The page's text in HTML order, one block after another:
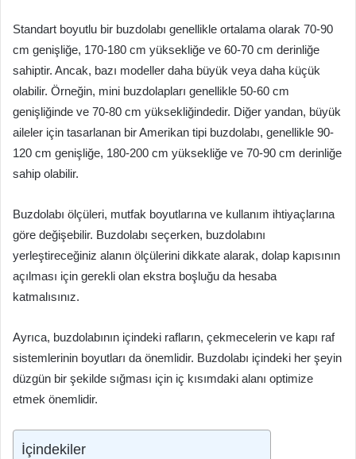
Standart boyutlu bir buzdolabı genellikle ortalama olarak 70-90
cm genişliğe, 170-180 cm yüksekliğe ve 60-70 cm derinliğe
sahiptir. Ancak, bazı modeller daha büyük veya daha küçük
olabilir. Örneğin, mini buzdolapları genellikle 50-60 cm
genişliğinde ve 70-80 cm yüksekliğindedir. Diğer yandan, büyük
aileler için tasarlanan bir Amerikan tipi buzdolabı, genellikle 90-
120 cm genişliğe, 180-200 cm yüksekliğe ve 70-90 cm derinliğe
sahip olabilir.
Buzdolabı ölçüleri, mutfak boyutlarına ve kullanım ihtiyaçlarına
göre değişebilir. Buzdolabı seçerken, buzdolabını
yerleştireceğiniz alanın ölçülerini dikkate alarak, dolap kapısının
açılması için gerekli olan ekstra boşluğu da hesaba
katmalısınız.
Ayrıca, buzdolabının içindeki rafların, çekmecelerin ve kapı raf
sistemlerinin boyutları da önemlidir. Buzdolabı içindeki her şeyin
düzgün bir şekilde sığması için iç kısımdaki alanı optimize
etmek önemlidir.
İçindekiler